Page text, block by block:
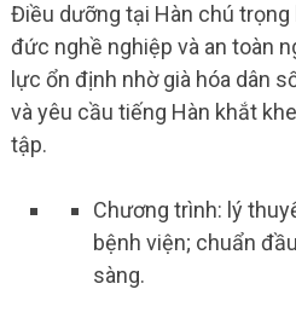
Điều dưỡng tại Hàn chú trọng
đức nghề nghiệp và an toàn
lực ổn định nhờ già hóa dân
và yêu cầu tiếng Hàn khắt
tập.
Chương trình: lý
bệnh viện; chuẩn
sàng.